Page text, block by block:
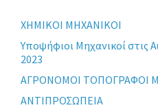
XHMIKOI MHXANIKOI
Yποψήφιοι Μηχανικοί στις
2023
ΑΓΡΟΝΟΜΟΙ ΤΟΠΟΓΡΑΦΟΙ
ΑΝΤΙΠΡΟΣΩΠΕΙΑ